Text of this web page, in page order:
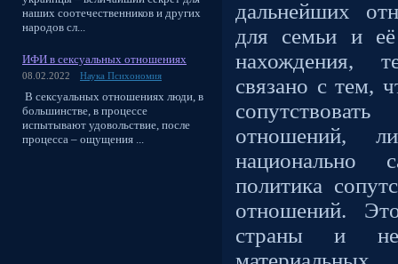
наших соотечественников и других
народов сл...
ИФИ в сексуальных отношениях
08.02.2022 Наука Психономия
В сексуальных отношениях люди, в
большинстве, в процессе
испытывают удовольствие, после
процесса – ощущения ...
дальнейших
для семьи и
нахождения,
связано с тем,
отношений,
национально
политика
отношений.
страны и